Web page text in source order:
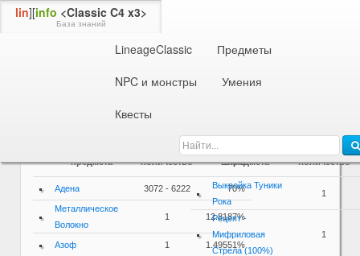
lin][info <Classic C4 x3>
База знаний
LineageClassic
Предметы
NPC и монстры
Умения
Квесты
Информация об NPC или монстре 63 ур. Порочный Рыцарь
Дроп / Спойл
предмета
Количество Шанс
Адена 3072 - 6222 70%
Металлическое
Волокно
1 12.8187%
Азоф 1 1.49551%
предмета
Количество
Выкройка Туники
Рока
1
Рецепт -
Мифриловая
Стрела (100%)
1